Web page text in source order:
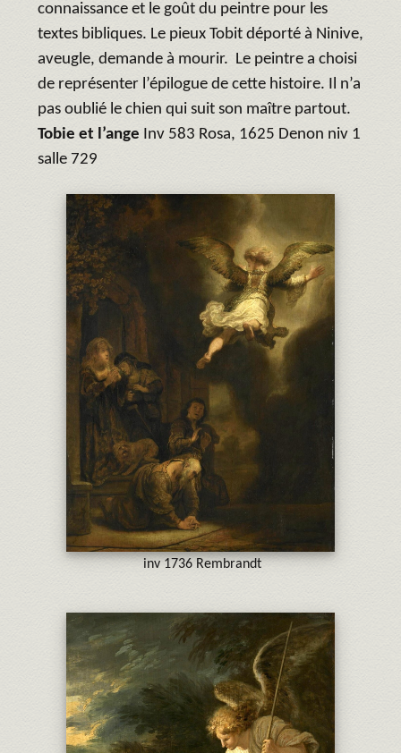
connaissance et le goût du peintre pour les
textes bibliques. Le pieux Tobit déporté à Ninive,
aveugle, demande à mourir. Le peintre a choisi
de représenter l’épilogue de cette histoire. Il n’a
pas oublié le chien qui suit son maître partout.
Tobie et l’ange Inv 583 Rosa, 1625 Denon niv 1
salle 729
inv 1736 Rembrandt